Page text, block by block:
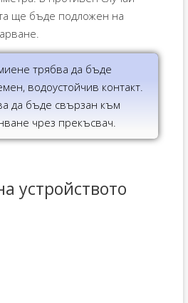
ще бъде подложен на
трябва да бъде
водоустойчив контакт.
да бъде свързан към
чрез прекъсвач.
устройството